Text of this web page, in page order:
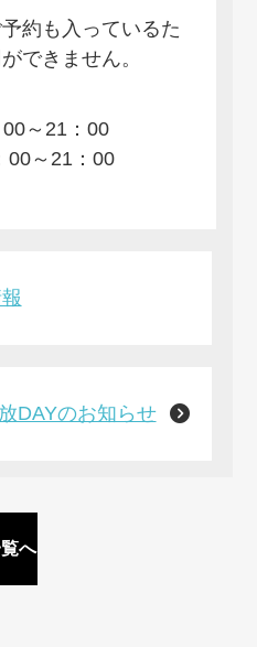
約も入っているた
できません。
～21：00
00～21：00
DAYのお知らせ
へ